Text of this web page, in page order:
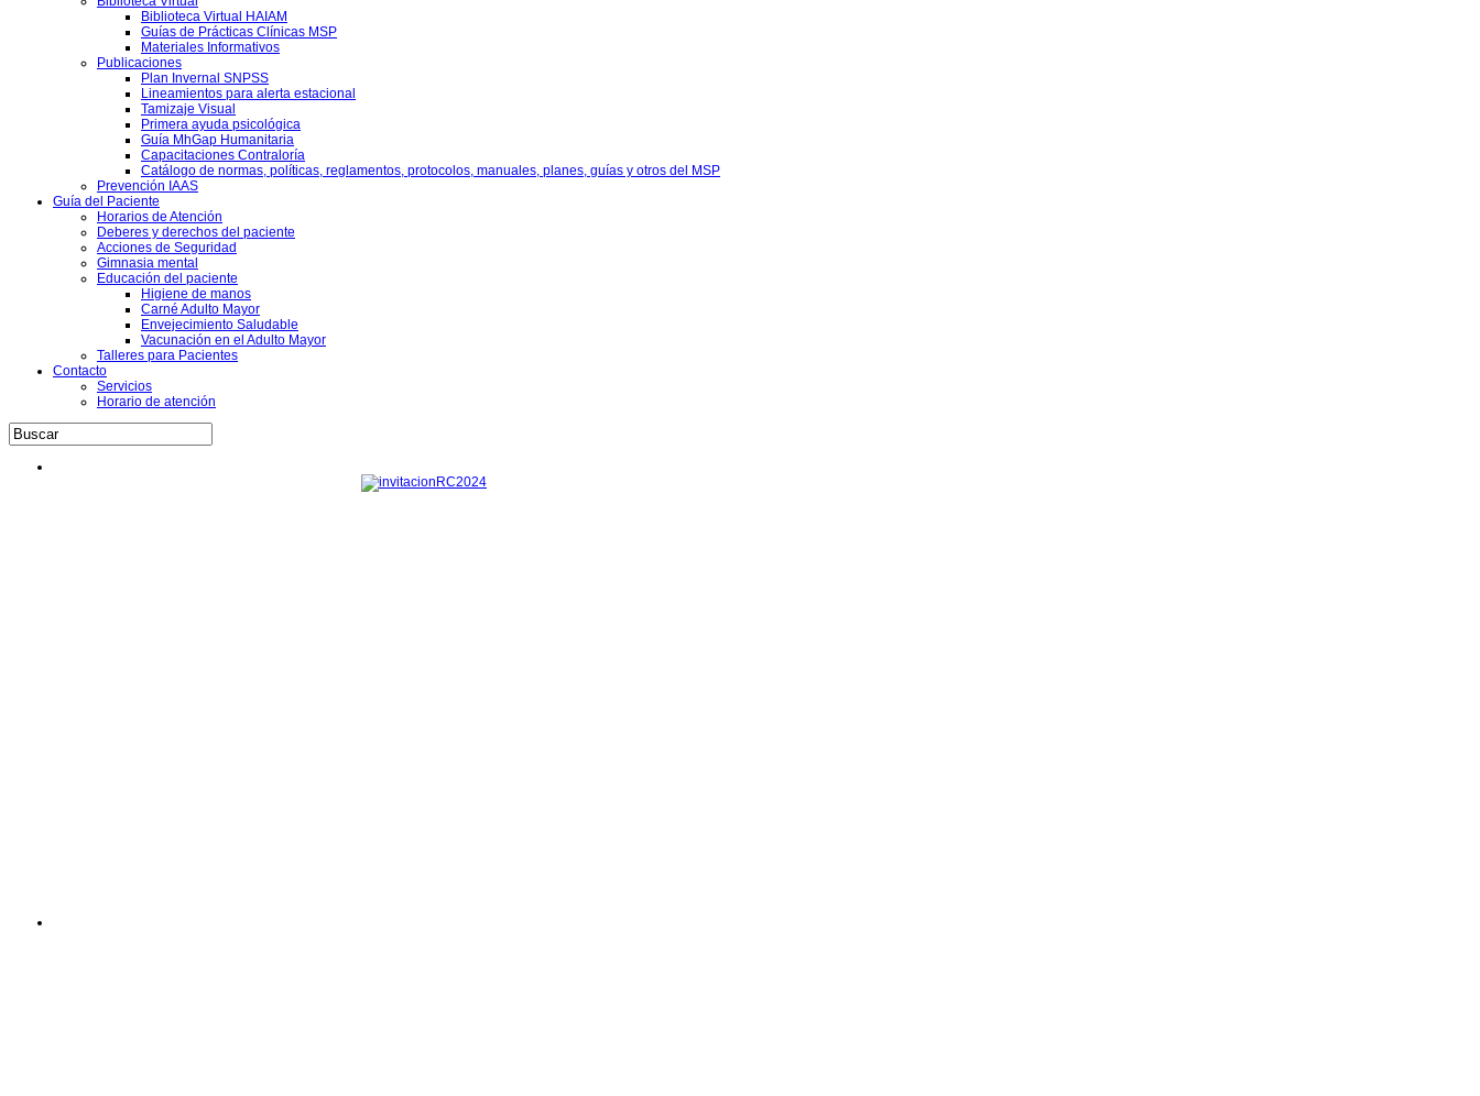
Biblioteca Virtual HAIAM
Guías de Prácticas Clínicas MSP
Materiales Informativos
Publicaciones
Plan Invernal SNPSS
Lineamientos para alerta estacional
Tamizaje Visual
Primera ayuda psicológica
Guía MhGap Humanitaria
Capacitaciones Contraloría
Catálogo de normas, políticas, reglamentos, protocolos, manuales, planes, guías y otros del MSP
Prevención IAAS
Guía del Paciente
Horarios de Atención
Deberes y derechos del paciente
Acciones de Seguridad
Gimnasia mental
Educación del paciente
Higiene de manos
Carné Adulto Mayor
Envejecimiento Saludable
Vacunación en el Adulto Mayor
Talleres para Pacientes
Contacto
Servicios
Horario de atención